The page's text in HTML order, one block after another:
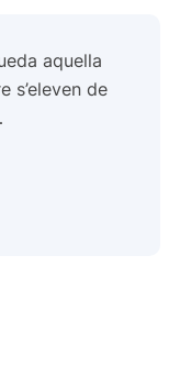
aquella
s’eleven de